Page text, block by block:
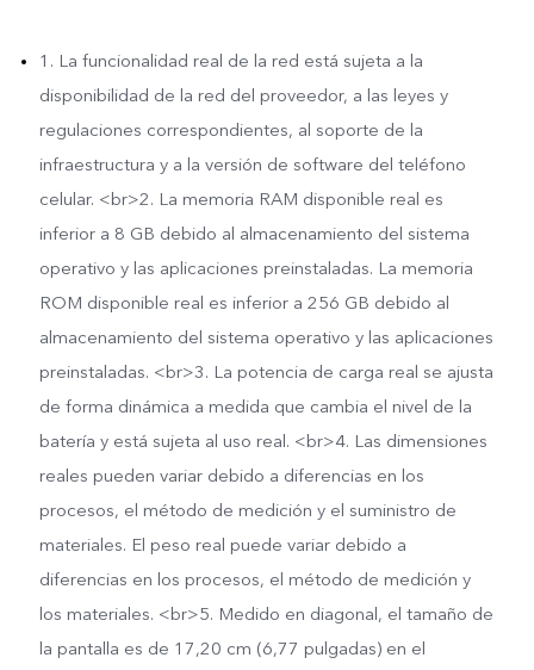
1. La funcionalidad real de la red está sujeta a la
disponibilidad de la red del proveedor, a las leyes y
regulaciones correspondientes, al soporte de la
infraestructura y a la versión de software del teléfono
celular. <br>2. La memoria RAM disponible real es
inferior a 8 GB debido al almacenamiento del sistema
operativo y las aplicaciones preinstaladas. La memoria
ROM disponible real es inferior a 256 GB debido al
almacenamiento del sistema operativo y las aplicaciones
preinstaladas. <br>3. La potencia de carga real se ajusta
de forma dinámica a medida que cambia el nivel de la
batería y está sujeta al uso real. <br>4. Las dimensiones
reales pueden variar debido a diferencias en los
procesos, el método de medición y el suministro de
materiales. El peso real puede variar debido a
diferencias en los procesos, el método de medición y
los materiales. <br>5. Medido en diagonal, el tamaño de
la pantalla es de 17,20 cm (6,77 pulgadas) en el